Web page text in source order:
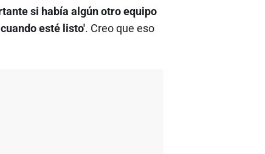
si había algún otro equipo
esté listo'. Creo que eso